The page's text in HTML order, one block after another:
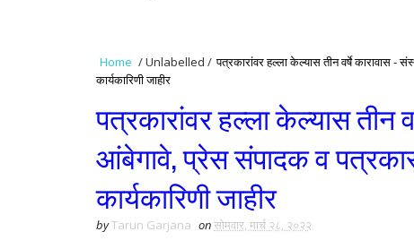
Home /Unlabelled / पत्रकारांवर हल्ला केल्यास तीन वर्षे कारावास -
कार्यकारिणी जाहीर
पत्रकारांवर हल्ला केल्यास तीन
आंबेगावे, प्रेस संपादक व
कार्यकारिणी जाहीर
byTarun Garjana onसोमवार, मार्च २८, २०२२